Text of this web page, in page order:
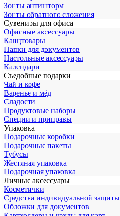
Зонты антишторм
Зонты обратного сложения
Сувениры для офиса
Офисные аксессуары
Канцтовары
Папки для документов
Настольные аксессуары
Календари
Съедобные подарки
Чай и кофе
Варенье и мёд
Сладости
Продуктовые наборы
Специи и приправы
Упаковка
Подарочные коробки
Подарочные пакеты
Тубусы
Жестяная упаковка
Подарочная упаковка
Личные аксессуары
Косметички
Средства индивидуальной защиты
Обложки для документов